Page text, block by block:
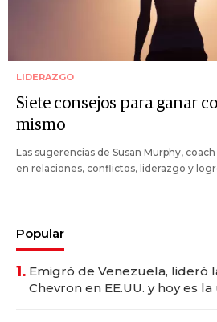
LIDERAZGO
Siete consejos para ganar
mismo
Las sugerencias de Susan Murphy,
en relaciones, conflictos, liderazgo y
Popular
1. Emigró de Venezuela, lideró
Chevron en EE.UU. y hoy es